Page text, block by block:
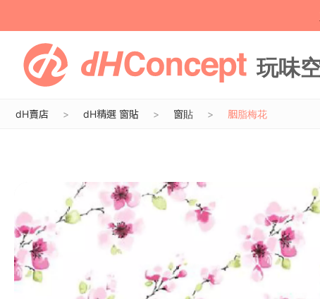
dH賣店 dH精選 窗貼 窗貼 胭脂梅花